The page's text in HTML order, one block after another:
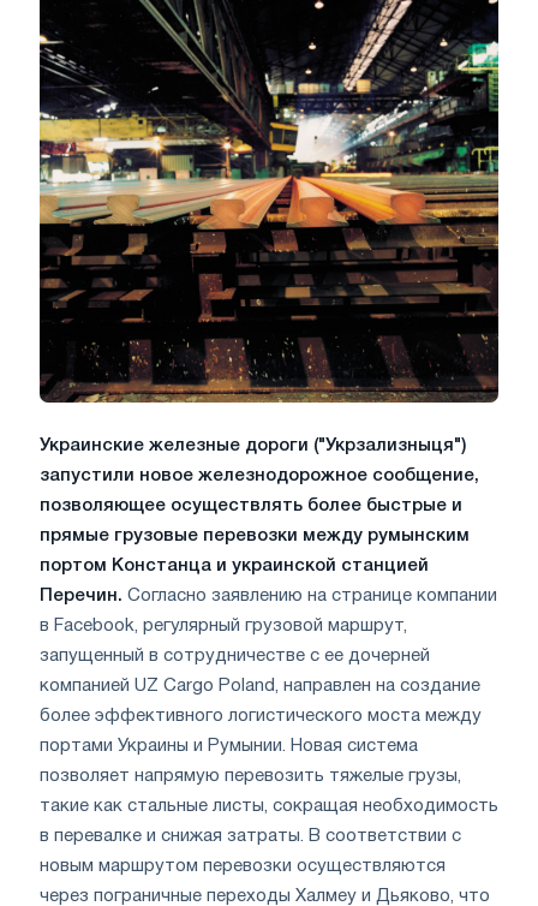
Украинские железные дороги ("Укрзализныця")
запустили новое железнодорожное сообщение,
позволяющее осуществлять более быстрые и
прямые грузовые перевозки между румынским
портом Констанца и украинской станцией
Перечин. Согласно заявлению на странице компании
в Facebook, регулярный грузовой маршрут,
запущенный в сотрудничестве с ее дочерней
компанией UZ Cargo Poland, направлен на создание
более эффективного логистического моста между
портами Украины и Румынии. Новая система
позволяет напрямую перевозить тяжелые грузы,
такие как стальные листы, сокращая необходимость
в перевалке и снижая затраты. В соответствии с
новым маршрутом перевозки осуществляются
через пограничные переходы Халмеу и Дьяково, что